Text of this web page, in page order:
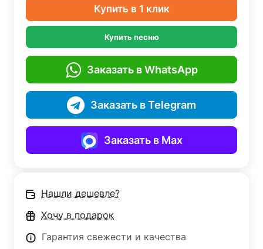
Купить в 1 клик
Купить песню
Заказать в WhatsApp
Заказать в Telegram
Заказать в Max
Нашли дешевле?
Хочу в подарок
Гарантия свежести и качества